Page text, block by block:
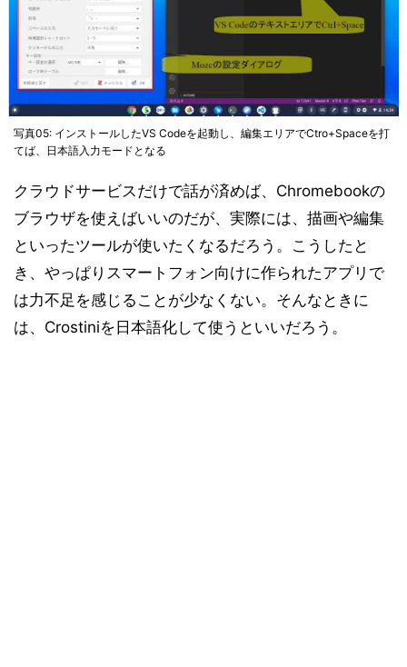
写真05: インストールしたVS Codeを起動し、編集エリアでCtro+Spaceを打
てば、日本語入力モードとなる
クラウドサービスだけで話が済めば、Chromebookの
ブラウザを使えばいいのだが、実際には、描画や編集
といったツールが使いたくなるだろう。こうしたと
き、やっぱりスマートフォン向けに作られたアプリで
は力不足を感じることが少なくない。そんなときに
は、Crostiniを日本語化して使うといいだろう。